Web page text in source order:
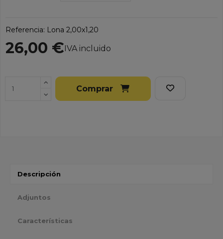
Referencia: Lona 2,00x1,20
26,00 €IVA incluido
Comprar
Descripción
Adjuntos
Características